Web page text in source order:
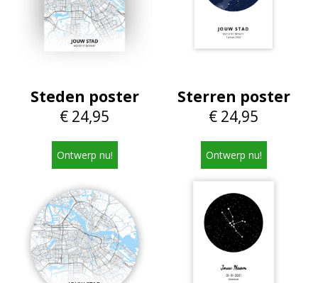
Steden poster
€ 24,95
Ontwerp nu!
Sterren poster
€ 24,95
Ontwerp nu!